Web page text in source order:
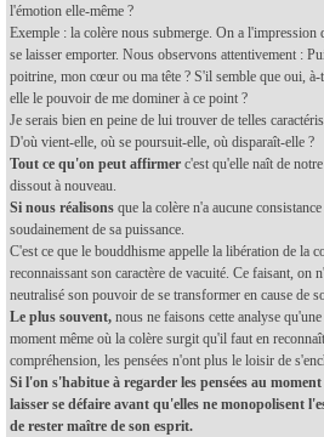
l'émotion elle-même ?
Exemple : la colère nous submerge. On a l'impression
se laisser emporter. Nous observons attentivement :
poitrine, mon cœur ou ma tête ? S'il semble que oui,
elle le pouvoir de me dominer à ce point ?
Je serais bien en peine de lui trouver de telles
D'où vient-elle, où se poursuit-elle, où disparaît-elle ?
Tout ce qu'on peut affirmer c'est qu'elle naît de
dissout à nouveau.
Si nous réalisons que la colère n'a aucune
soudainement de sa puissance.
C'est ce que le bouddhisme appelle la libération de la
reconnaissant son caractère de vacuité. Ce faisant, on
neutralisé son pouvoir de se transformer en cause de
Le plus souvent, nous ne faisons cette analyse
moment même où la colère surgit qu'il faut en
compréhension, les pensées n'ont plus le loisir de
Si l'on s'habitue à regarder les pensées au
laisser se défaire avant qu'elles ne monopolisent
de rester maître de son esprit.